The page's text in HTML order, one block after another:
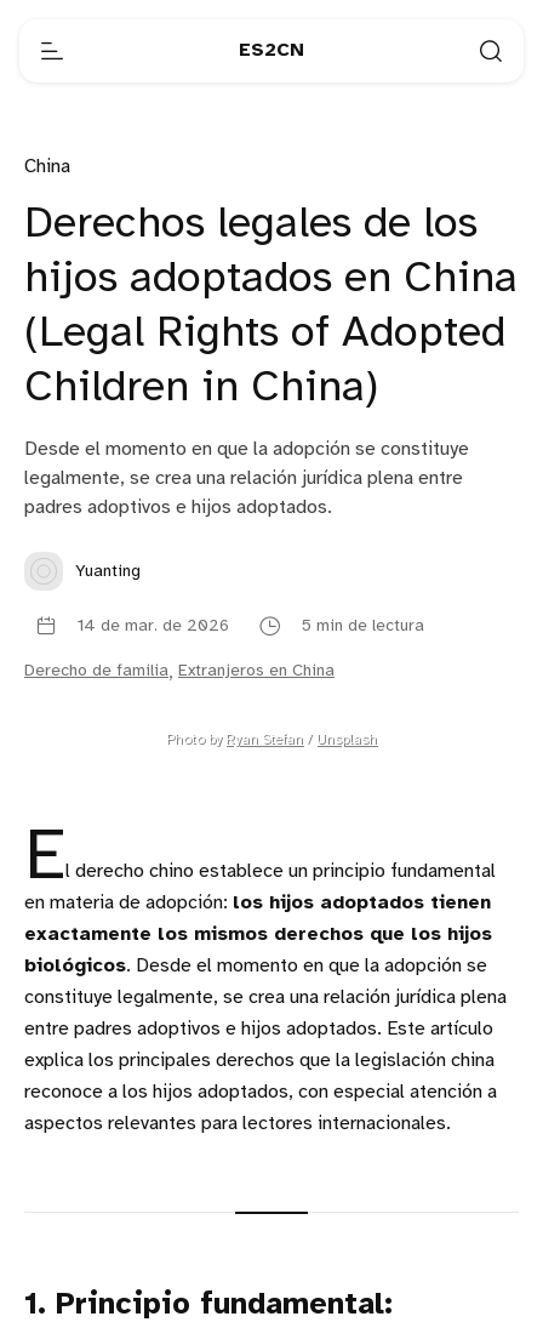
ES2CN
China
Derechos legales de los
hijos adoptados en China
(Legal Rights of Adopted
Children in China)
Desde el momento en que la adopción se constituye
legalmente, se crea una relación jurídica plena entre
padres adoptivos e hijos adoptados.
Yuanting
14 de mar. de 2026 5 min de lectura
Derecho de familia, Extranjeros en China
Photo by Ryan Stefan / Unsplash
El derecho chino establece un principio fundamental
en materia de adopción: los hijos adoptados tienen
exactamente los mismos derechos que los hijos
biológicos. Desde el momento en que la adopción se
constituye legalmente, se crea una relación jurídica plena
entre padres adoptivos e hijos adoptados. Este artículo
explica los principales derechos que la legislación china
reconoce a los hijos adoptados, con especial atención a
aspectos relevantes para lectores internacionales.
1. Principio fundamental: